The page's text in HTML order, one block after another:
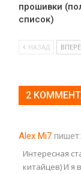
прошивки
список)
НАЗАД
2
Alex Mi7 пишет:
Интересная
китайцев) И я